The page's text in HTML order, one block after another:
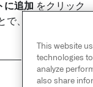
に追加 をクリック
で、ビジュアライ
NEXT
This website
technologies
analyze
also share